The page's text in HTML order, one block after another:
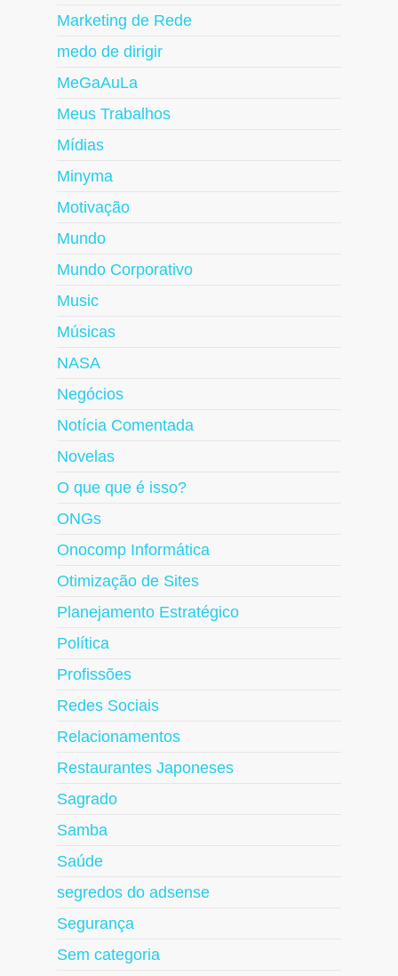
Marketing de Rede
medo de dirigir
MeGaAuLa
Meus Trabalhos
Mídias
Minyma
Motivação
Mundo
Mundo Corporativo
Music
Músicas
NASA
Negócios
Notícia Comentada
Novelas
O que que é isso?
ONGs
Onocomp Informática
Otimização de Sites
Planejamento Estratégico
Política
Profissões
Redes Sociais
Relacionamentos
Restaurantes Japoneses
Sagrado
Samba
Saúde
segredos do adsense
Segurança
Sem categoria